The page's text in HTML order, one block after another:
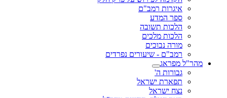
איגרות רמב"ם
ספר המדע
הלכות תשובה
הלכות מלכים
מורה נבוכים
רמב"ם - שיעורים נפרדים
מהר"ל מפראג
גבורות ה'
תפארת ישראל
נצח ישראל